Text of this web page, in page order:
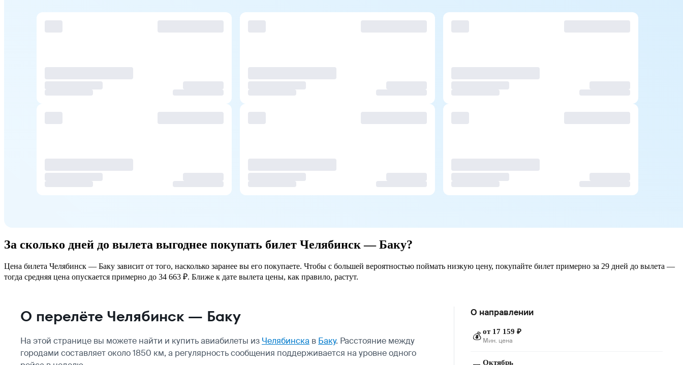
За сколько дней до вылета выгоднее покупать билет Челябинск — Баку?
Цена билета Челябинск — Баку зависит от того, насколько заранее вы его покупаете. Чтобы с большей вероятностью поймать низкую цену, покупайте билет примерно за 29 дней до вылета —
тогда средняя цена опускается примерно до 34 663 ₽. Ближе к дате вылета цены, как правило, растут.
О перелёте Челябинск — Баку
На этой странице вы можете найти и купить авиабилеты из Челябинска в Баку. Расстояние между
городами составляет около 1850 км, а регулярность сообщения поддерживается на уровне одного
О направлении
💰 от 17 159 ₽
Мин. цена
Октябрь